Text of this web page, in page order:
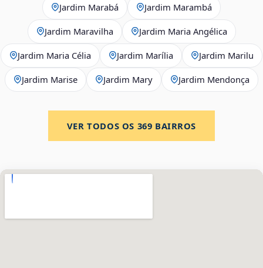
Jardim Marabá Jardim Marambá
Jardim Maravilha Jardim Maria Angélica
Jardim Maria Célia Jardim Marília Jardim Marilu
Jardim Marise Jardim Mary Jardim Mendonça
VER TODOS OS 369 BAIRROS